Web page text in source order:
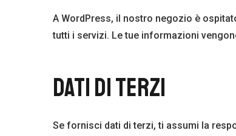
A WordPress, il nostro negozio è
tutti i servizi. Le tue informazioni
DATI DI TERZI
Se fornisci dati di terzi, ti assumi la